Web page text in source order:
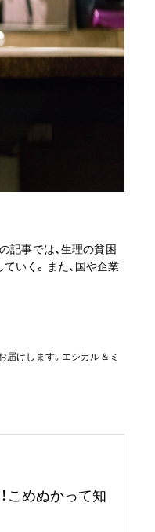
記事では、生理の貧困
いく。また、国や企業
けします。エシカル＆ミ
こめぬかって知